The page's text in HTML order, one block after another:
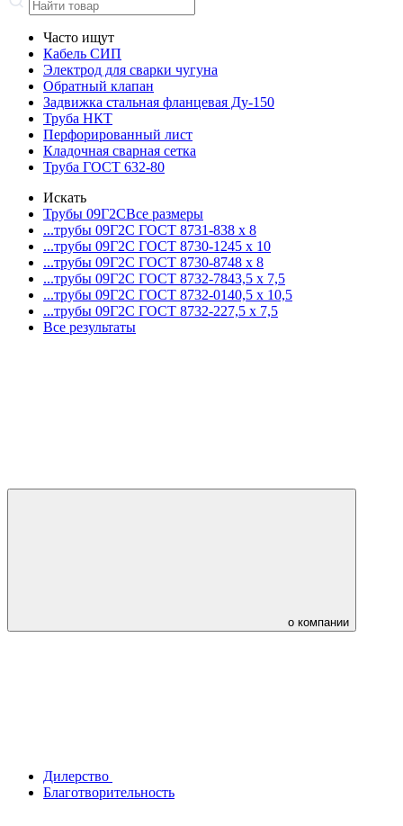
Часто ищут
Кабель СИП
Электрод для сварки чугуна
Обратный клапан
Задвижка стальная фланцевая Ду-150
Труба НКТ
Перфорированный лист
Кладочная сварная сетка
Труба ГОСТ 632-80
Искать
Трубы 09Г2СВсе размеры
...трубы 09Г2С ГОСТ 8731-838 x 8
...трубы 09Г2С ГОСТ 8730-1245 x 10
...трубы 09Г2С ГОСТ 8730-8748 x 8
...трубы 09Г2С ГОСТ 8732-7843,5 x 7,5
...трубы 09Г2С ГОСТ 8732-0140,5 x 10,5
...трубы 09Г2С ГОСТ 8732-227,5 x 7,5
Все результаты
о компании
Дилерство
Благотворительность